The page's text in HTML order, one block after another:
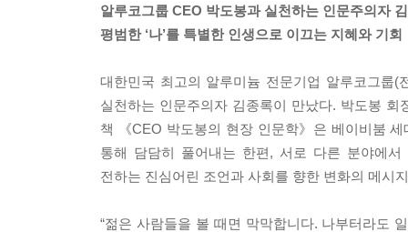
우리 세대 잘못도 아주 큽니다. 우리는 윗세대가
들, 조카 세대가 치르고 있는 거고요. 지금이라도
창업이 그냥 돈 버는 일이 아니에요. 전에도 말했
돈이면 집도 사고 좋은 자동차도 사고 아담한 건
--- p.238
알루코그룹 CEO 박도봉과 실천하는 인문주의자
평범한 ‘나’를 특별한 인생으로 이끄는 지혜와 기회
대한민국 최고의 알루미늄 전문기업 알루코그룹
실천하는 인문주의자 김종록이 만났다. 박도봉
책 《CEO 박도봉의 현장 인문학》은 베이비붐
통해 담담히 풀어내는 한편, 서로 다른 분야에
전하는 진심어린 조언과 사회를 향한 변화의 메시
“젊은 사람들을 볼 때면 막막합니다. 나부터라도